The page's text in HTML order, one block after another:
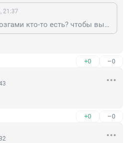
21:37
А у вас в селе с мозгами кто-то есть? чтобы вызвать ветеринаров, отловить и кастрировать? у вас в селе какая-то аномалия, умных нету? ну так чего гоните на бабку?
+0 –0
+0 –0